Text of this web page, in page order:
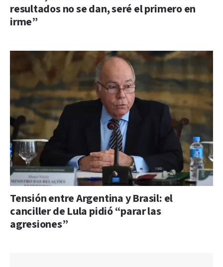
resultados no se dan, seré el primero en
irme”
Tensión entre Argentina y Brasil: el
canciller de Lula pidió “parar las
agresiones”